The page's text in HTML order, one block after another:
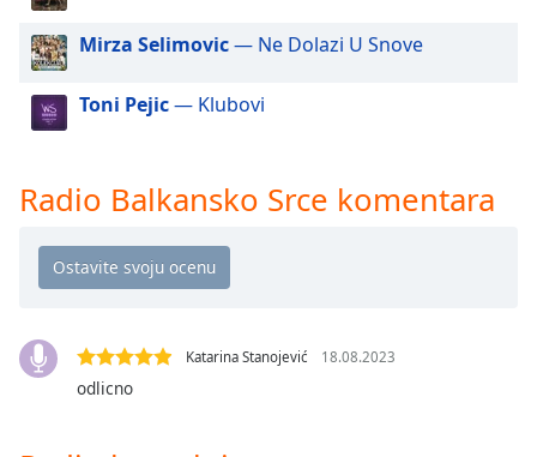
cancel
and
close
Text
Opacity
Text
Background
Mirza Selimovic— Ne Dolazi U Snove
Toni Pejic— Klubovi
Radio Balkansko Srce komentara
Katarina Stanojević 18.08.2023
odlicno